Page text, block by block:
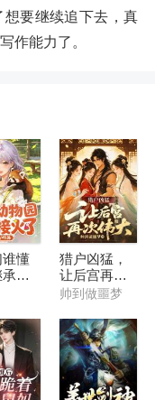
要继续追下去，真
作能力了。
谁懂
动
接
猎户凶猛，
让后宫再次
伟大
帅到做噩梦